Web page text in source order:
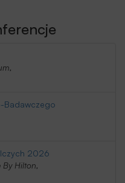
Badawczego
2026
By Hilton,